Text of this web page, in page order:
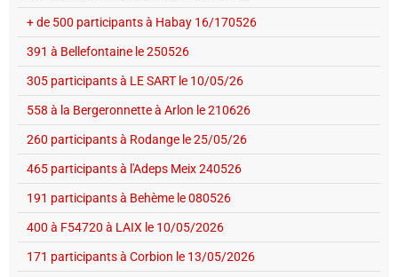
+ de 500 participants à Habay 16/170526
391 à Bellefontaine le 250526
305 participants à LE SART le 10/05/26
558 à la Bergeronnette à Arlon le 210626
260 participants à Rodange le 25/05/26
465 participants à l'Adeps Meix 240526
191 participants à Behème le 080526
400 à F54720 à LAIX le 10/05/2026
171 participants à Corbion le 13/05/2026